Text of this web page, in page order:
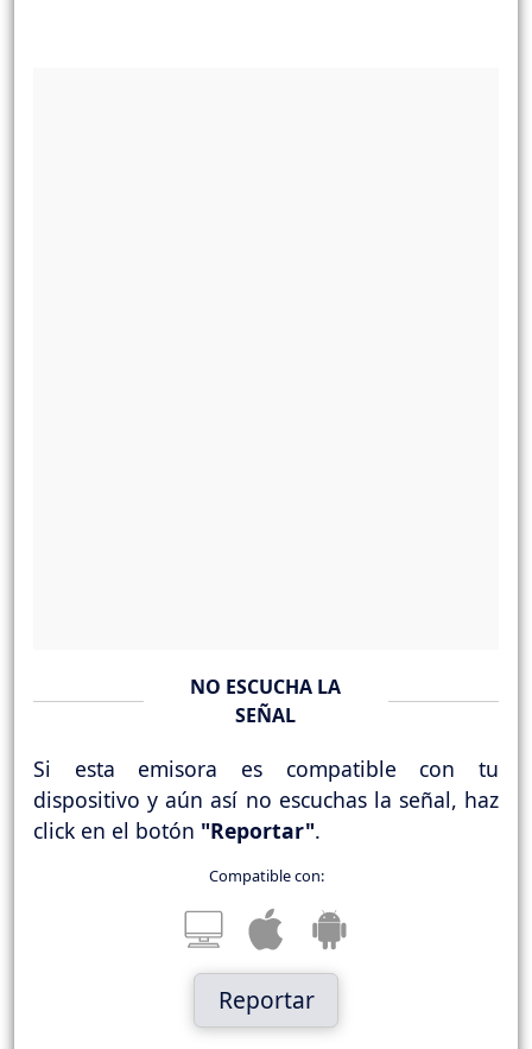
NO ESCUCHA LA
SEÑAL
Si esta emisora es compatible con tu
dispositivo y aún así no escuchas la señal, haz
click en el botón "Reportar".
Compatible con:
Reportar